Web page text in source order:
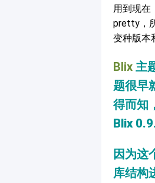
用到现在
pretty，
变种版本
Blix 主
题很早
得而知
Blix
因为这
库结构